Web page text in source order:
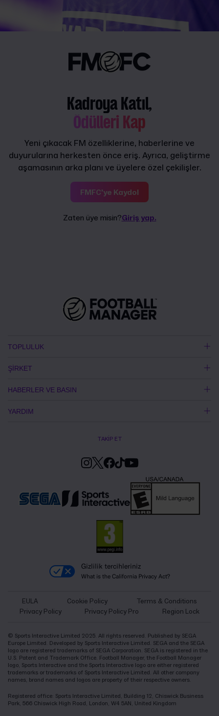
Kadroya Katıl,
Ödülleri Kap
Yeni çıkacak FM özelliklerine, haberlerine ve
duyurularına herkesten önce eriş. Ayrıca, geliştirme
aşamasının arka planı ve üyelere özel çekilişler.
FMFC'ye Kaydol
Zaten üye misin?Giriş yap.
TOPLULUK
ŞİRKET
HABERLER VE BASIN
YARDIM
TAKİP ET
Gizlilik tercihleriniz
What is the California Privacy Act?
EULA Cookie Policy
Terms & Conditions
Privacy Policy
Privacy Policy Pro Region Lock
© Sports Interactive Limited 2025. All rights reserved. Published by SEGA
Europe Limited. Developed by Sports Interactive Limited. SEGA and the SEGA
logo are registered trademarks of SEGA Corporation. SEGA is registered in the
U.S. Patent and Trademark Office. Football Manager, the Football Manager
logo, Sports Interactive and the Sports Interactive logo are either registered
trademarks or trademarks of Sports Interactive Limited. All other company
names, brand names and logos are property of their respective owners.
Registered office: Sports Interactive Limited, Building 12, Chiswick Business
Park, 566 Chiswick High Road, London, W4 5AN, United Kingdom